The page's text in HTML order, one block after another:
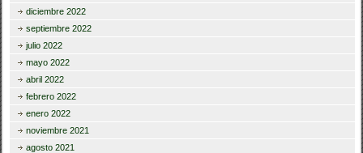
diciembre 2022
septiembre 2022
julio 2022
mayo 2022
abril 2022
febrero 2022
enero 2022
noviembre 2021
agosto 2021